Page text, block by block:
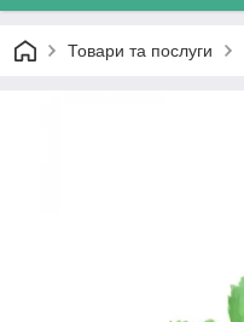
Товари та послуги